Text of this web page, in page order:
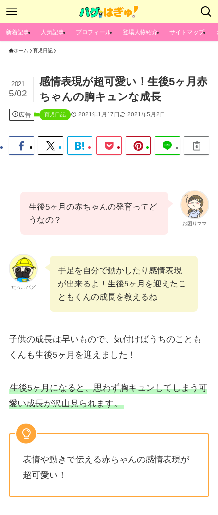
新着記事 人気記事 プロフィール 登場人物紹介 サイトマップ
ホーム 育児日記
感情表現が超可愛い！生後5ヶ月赤
ちゃんの胸キュンな成長
2021
5/02
広告 育児日記 2021年1月17日 2021年5月2日
お困りママ
生後5ヶ月の赤ちゃんの発育ってど
うなの？
だっこパグ
手足を自分で動かしたり感情表現
が出来るよ！生後5ヶ月を迎えたこ
ともくんの成長を教えるね
子供の成長は早いもので、気付けばうちのことも
くんも生後5ヶ月を迎えました！
生後5ヶ月になると、思わず胸キュンしてしまう可
愛い成長が沢山見られます。
表情や動きで伝える赤ちゃんの感情表現が
超可愛い！